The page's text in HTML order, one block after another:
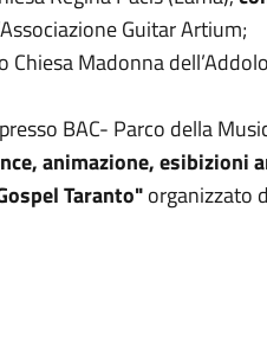
Guitar Artium;
Chiesa Madonna
BAC- Parco della
animazione,
Taranto"organizzato